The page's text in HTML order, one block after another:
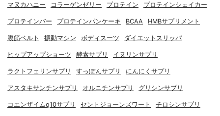
マヌカハニー コラーゲンゼリー プロテイン プロテインシェイカー
プロテインバー プロテインパンケーキ BCAA HMBサプリメント
腹筋ベルト 振動マシン ボディスーツ ダイエットスリッパ
ヒップアップショーツ 酵素サプリ イヌリンサプリ
ラクトフェリンサプリ すっぽんサプリ にんにくサプリ
アスタキサンチンサプリ オルニチンサプリ グリシンサプリ
コエンザイムq10サプリ セントジョーンズワート チロシンサプリ